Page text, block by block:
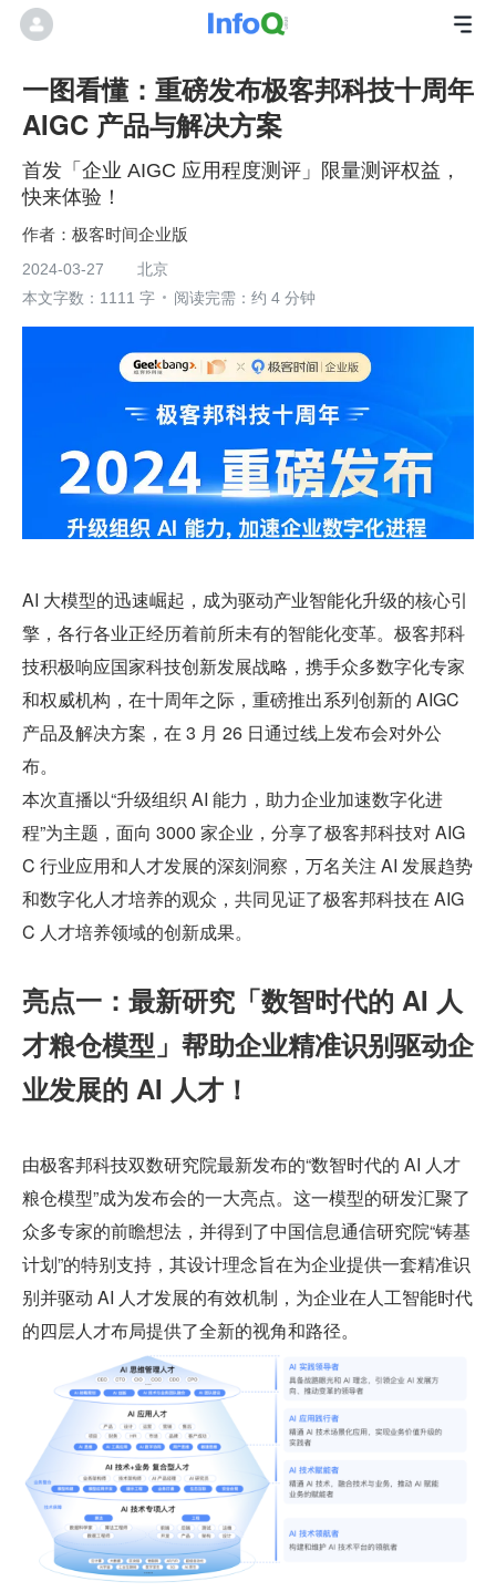
一图看懂：重磅发布极客邦科技十周年
AIGC 产品与解决方案
首发「企业 AIGC 应用程度测评」限量测评权益，
快来体验！
极客时间企业版
2024-03-27
北京
本文字数：1111 字
阅读完需：约 4 分钟
AI 大模型的迅速崛起，成为驱动产业智能化升级的核心引
擎，各行各业正经历着前所未有的智能化变革。极客邦科
技积极响应国家科技创新发展战略，携手众多数字化专家
和权威机构，在十周年之际，重磅推出系列创新的 AIGC
产品及解决方案，在 3 月 26 日通过线上发布会对外公
布。
本次直播以“升级组织 AI 能力，助力企业加速数字化进
程”为主题，面向 3000 家企业，分享了极客邦科技对 AIG
C 行业应用和人才发展的深刻洞察，万名关注 AI 发展趋势
和数字化人才培养的观众，共同见证了极客邦科技在 AIG
C 人才培养领域的创新成果。
亮点一：最新研究「数智时代的 AI 人
才粮仓模型」帮助企业精准识别驱动企
业发展的 AI 人才！
由极客邦科技双数研究院最新发布的“数智时代的 AI 人才
粮仓模型”成为发布会的一大亮点。这一模型的研发汇聚了
众多专家的前瞻想法，并得到了中国信息通信研究院“铸基
计划”的特别支持，其设计理念旨在为企业提供一套精准识
别并驱动 AI 人才发展的有效机制，为企业在人工智能时代
的四层人才布局提供了全新的视角和路径。